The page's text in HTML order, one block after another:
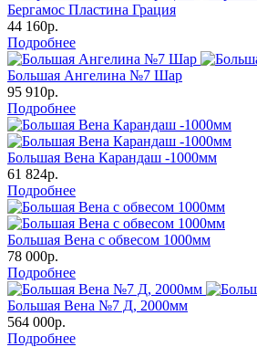
Бергамос Пластина Грация
44 160р.
Подробнее
Большая Ангелина №7 Шар
95 910р.
Подробнее
Большая Вена Карандаш -1000мм
61 824р.
Подробнее
Большая Вена с обвесом 1000мм
78 000р.
Подробнее
Большая Вена №7 Д, 2000мм
564 000р.
Подробнее